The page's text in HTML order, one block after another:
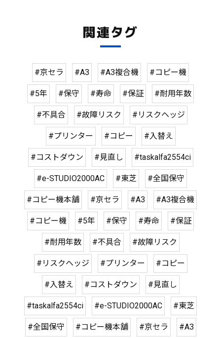
関連タグ
#京セラ #A3 #A3複合機 #コピー機
#5年 #保守 #寿命 #保証 #耐用年数
#不具合 #故障リスク #リスクヘッジ
#プリンター #コピー #入替え
#コストダウン #見直し #taskalfa2554ci
#e-STUDIO2000AC #東芝 #全国保守
#コピー機本舗 #京セラ #A3 #A3複合機
#コピー機 #5年 #保守 #寿命 #保証
#耐用年数 #不具合 #故障リスク
#リスクヘッジ #プリンター #コピー
#入替え #コストダウン #見直し
#taskalfa2554ci #e-STUDIO2000AC #東芝
#全国保守 #コピー機本舗 #京セラ #A3